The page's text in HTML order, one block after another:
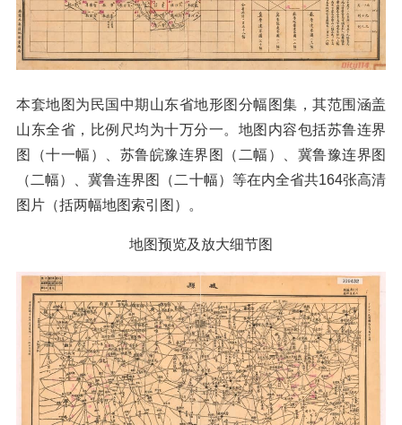
本套地图为民国中期山东省地形图分幅图集，其范围涵盖
山东全省，比例尺均为十万分一。地图内容包括苏鲁连界
图（十一幅）、苏鲁皖豫连界图（二幅）、冀鲁豫连界图
（二幅）、冀鲁连界图（二十幅）等在内全省共164张高清
图片（括两幅地图索引图）。
地图预览及放大细节图